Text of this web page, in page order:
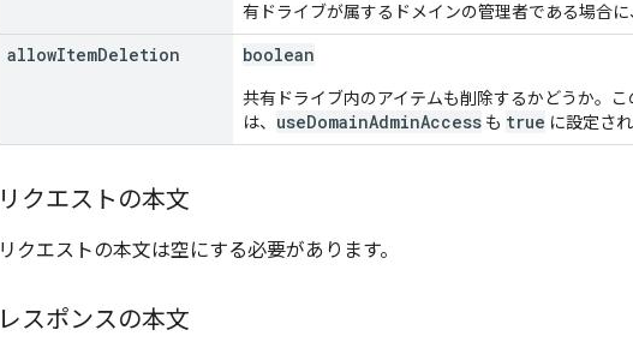
有ドライブが属するドメインの管理者である場合に
allowItemDeletion boolean
共有ドライブ内のアイテムも削除するかどうか。こ
は、 useDomainAdminAccess も true に設定さ
リクエストの本文
リクエストの本文は空にする必要があります。
レスポンスの本文